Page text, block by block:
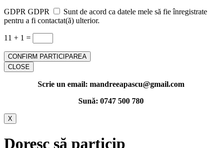
GDPR GDPR
Sunt de acord ca datele mele să fie înregistrate
pentru a fi contactat(ă) ulterior.
11 + 1 =
CONFIRM PARTICIPAREA
CLOSE
Scrie un email: mandreeapascu@gmail.com
Sună: 0747 500 780
X
Doresc să particip